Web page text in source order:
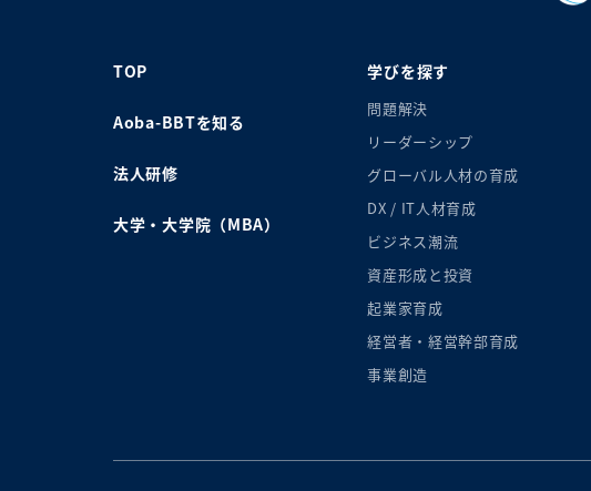
TOP
Aoba-BBTを知る
法人研修
大学・大学院（MBA）
学びを探す
問題解決
リーダーシップ
グローバル人材の育成
DX / IT人材育成
ビジネス潮流
資産形成と投資
起業家育成
経営者・経営幹部育成
事業創造